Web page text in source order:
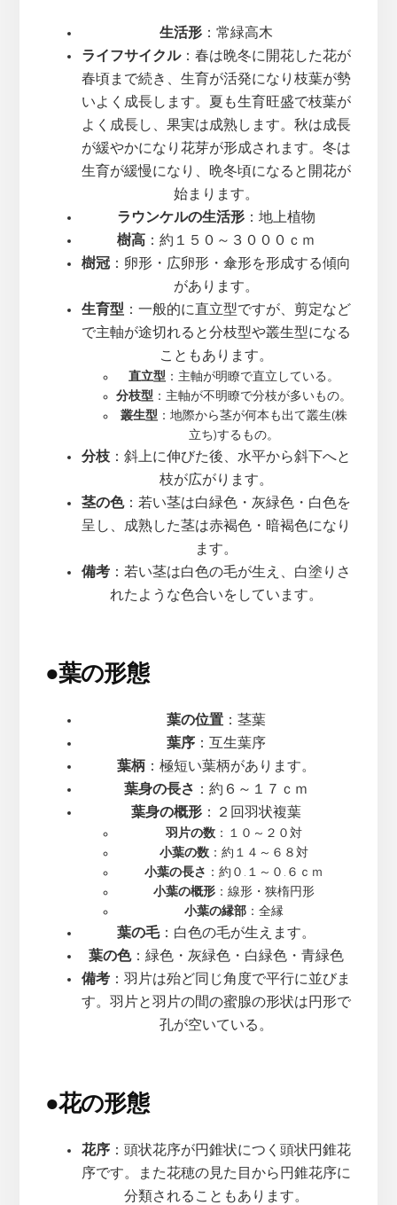
生活形 ：常緑高木
ライフサイクル：春は晩冬に開花した花が
春頃まで続き、生育が活発になり枝葉が勢
いよく成長します。夏も生育旺盛で枝葉が
よく成長し、果実は成熟します。秋は成長
が緩やかになり花芽が形成されます。冬は
生育が緩慢になり、晩冬頃になると開花が
始まります。
ラウンケルの生活形 ：地上植物
樹高 ：約１５０～３０００ｃｍ
樹冠 ：卵形・広卵形・傘形を形成する傾向
があります。
生育型 ：一般的に直立型ですが、剪定など
で主軸が途切れると分枝型や叢生型になる
こともあります。
直立型 ：主軸が明瞭で直立している。
分枝型 ：主軸が不明瞭で分枝が多いもの。
叢生型 ：地際から茎が何本も出て叢生(株
立ち)するもの。
分枝 ：斜上に伸びた後、水平から斜下へと
枝が広がります。
茎の色：若い茎は白緑色・灰緑色・白色を
呈し、成熟した茎は赤褐色・暗褐色になり
ます。
備考 ：若い茎は白色の毛が生え、白塗りさ
れたような色合いをしています。
●葉の形態
葉の位置 ：茎葉
葉序 ：互生葉序
葉柄 ：極短い葉柄があります。
葉身の長さ ：約６～１７ｃｍ
葉身の概形 ：２回羽状複葉
羽片の数 ：１０～２０対
小葉の数 ：約１４～６８対
小葉の長さ ：約０.１～０.６ｃｍ
小葉の概形 ：線形・狭楕円形
小葉の縁部 ：全縁
葉の毛：白色の毛が生えます。
葉の色：緑色・灰緑色・白緑色・青緑色
備考 ：羽片は殆ど同じ角度で平行に並びま
す。羽片と羽片の間の蜜腺の形状は円形で
孔が空いている。
●花の形態
花序 ：頭状花序が円錐状につく頭状円錐花
序です。また花穂の見た目から円錐花序に
分類されることもあります。